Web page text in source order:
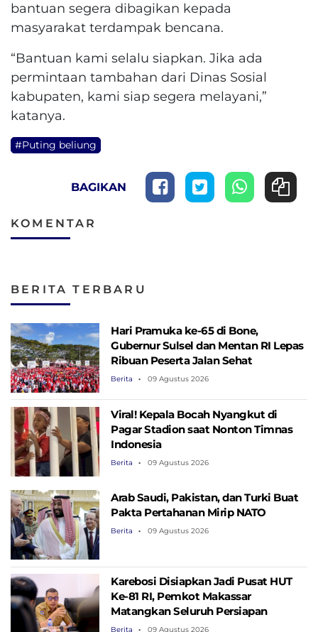
bantuan segera dibagikan kepada
masyarakat terdampak bencana.
“Bantuan kami selalu siapkan. Jika ada
permintaan tambahan dari Dinas Sosial
kabupaten, kami siap segera melayani,”
katanya.
#Puting beliung
BAGIKAN
KOMENTAR
BERITA TERBARU
Hari Pramuka ke-65 di Bone,
Gubernur Sulsel dan Mentan RI Lepas
Ribuan Peserta Jalan Sehat
Berita 09 Agustus 2026
Viral! Kepala Bocah Nyangkut di
Pagar Stadion saat Nonton Timnas
Indonesia
Berita 09 Agustus 2026
Arab Saudi, Pakistan, dan Turki Buat
Pakta Pertahanan Mirip NATO
Berita 09 Agustus 2026
Karebosi Disiapkan Jadi Pusat HUT
Ke-81 RI, Pemkot Makassar
Matangkan Seluruh Persiapan
Berita 09 Agustus 2026